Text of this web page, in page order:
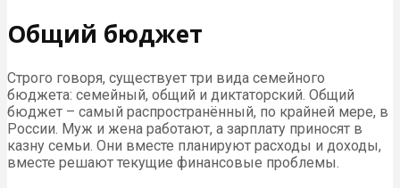
Общий бюджет
Строго говоря, существует три вида семейного
бюджета: семейный, общий и диктаторский. Общий
бюджет – самый распространённый, по крайней мере, в
России. Муж и жена работают, а зарплату приносят в
казну семьи. Они вместе планируют расходы и доходы,
вместе решают текущие финансовые проблемы.